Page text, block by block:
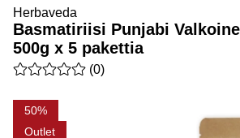
Herbaveda
Basmatiriisi Punjabi
500g x 5 pakettia
Keskiarvoluokitus 0 / 5 Arvioiden määrä
(0)
50
Outlet
Tuotekuvat Basmatiriisi Punjabi